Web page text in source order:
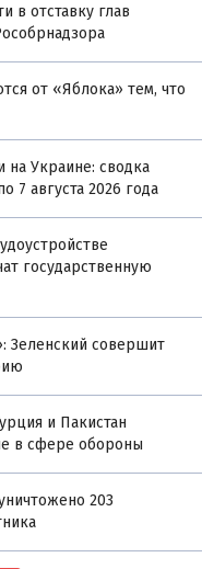
в отставку глав
от «Яблока» тем, что
на Украине: сводка
7 августа 2026 года
государственную
Зеленский совершит
и Пакистан
в сфере обороны
203